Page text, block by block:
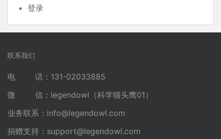
登录
联系我们
电 话：131-02033885
微 信：legendowl（科学猫头鹰01）
业务联系： info@legendowl.com
捐赠支持： support@legendowl.com